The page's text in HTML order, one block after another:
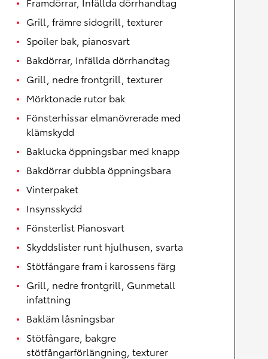
Grill, främre sidogrill, texturer
Spoiler bak, pianosvart
Bakdörrar, Infällda dörrhandtag
Grill, nedre frontgrill, texturer
Mörktonade rutor bak
Fönsterhissar elmanövrerade med
klämskydd
Baklucka öppningsbar med knapp
Bakdörrar dubbla öppningsbara
Vinterpaket
Insynsskydd
Fönsterlist Pianosvart
Skyddslister runt hjulhusen, svarta
Stötfångare fram i karossens färg
Grill, nedre frontgrill, Gunmetall
infattning
Bakläm låsningsbar
Stötfångare, bakgre
stötfångarförlängning, texturer